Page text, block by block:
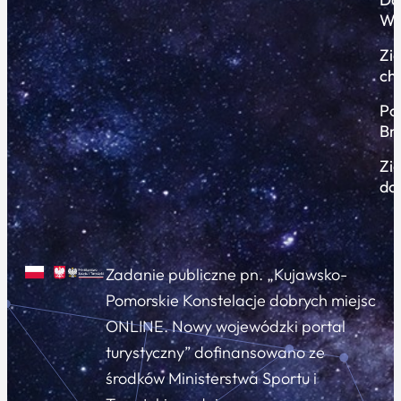
Zadanie publiczne pn. „Kujawsko-
Pomorskie Konstelacje dobrych miejsc
ONLINE. Nowy wojewódzki portal
turystyczny” dofinansowano ze
środków Ministerstwa Sportu i